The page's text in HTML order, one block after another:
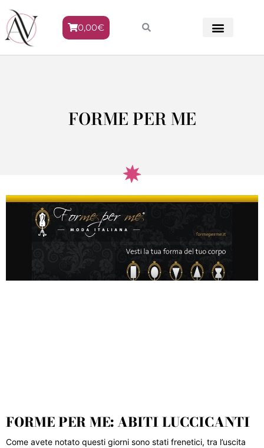
0,00€
FORME PER ME
FORME PER ME: ABITI LUCCICANTI
Come avete notato questi giorni sono stati frenetici, tra l’uscita